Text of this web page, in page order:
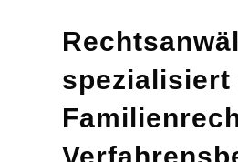
spezialisiert